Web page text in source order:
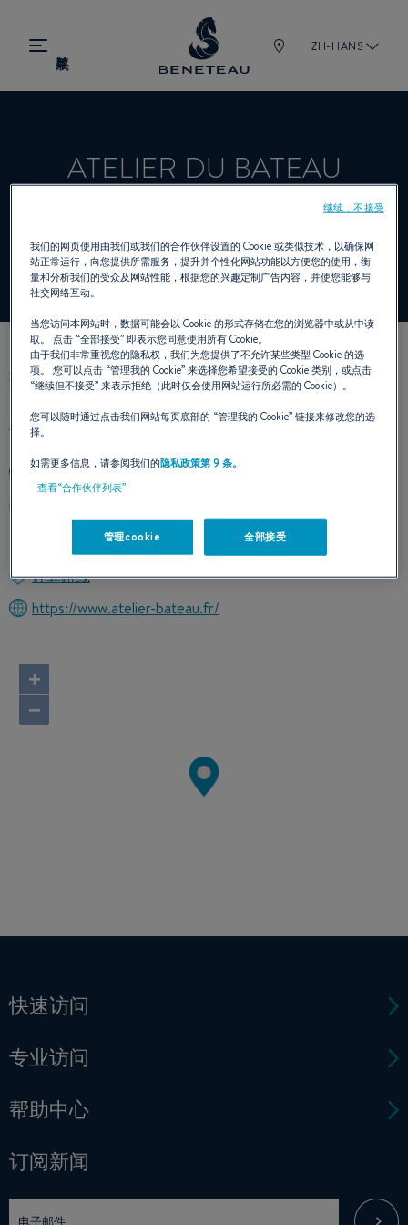
ZH-HANS
ATELIER DU BATEAU
经销商 舷外机, 锋仕 为 BENETEAU
我们的联络方式
74410 SAINT-JORIOZ
计算路线
https://www.atelier-bateau.fr/
+
−
快速访问
专业访问
帮助中心
订阅新闻
我们的网页使用由我们或我们的合作伙伴设置的 Cookie 或类似技术，以确保网
站正常运行，向您提供所需服务，提升并个性化网站功能以方便您的使用，衡
量和分析我们的受众及网站性能，根据您的兴趣定制广告内容，并使您能够与
社交网络互动。
当您访问本网站时，数据可能会以 Cookie 的形式存储在您的浏览器中或从中读
取。 点击 “全部接受”即表示您同意使用所有 Cookie。
由于我们非常重视您的隐私权，我们为您提供了不允许某些类型 Cookie 的选
项。 您可以点击 “管理我的 Cookie”来选择您希望接受的 Cookie 类别，或点击
“继续但不接受”来表示拒绝（此时仅会使用网站运行所必需的 Cookie）。
您可以随时通过点击我们网站每页底部的 “管理我的 Cookie”链接来修改您的选
择。
如需更多信息，请参阅我们的隐私政策第 9 条。
查看“合作伙伴列表”
管理cookie 全部接受
继续，不接受